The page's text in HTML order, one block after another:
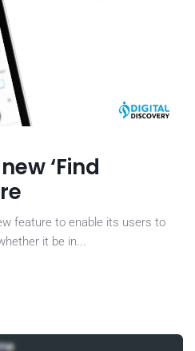
‘Find
feature to enable its users to
it be in...